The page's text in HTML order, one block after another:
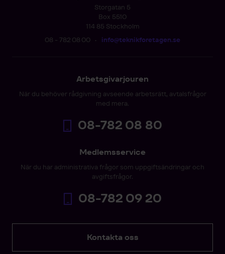
Storgatan 5
Box 5510
114 85 Stockholm
08 - 782 08 00 • info@teknikforetagen.se
Arbetsgivarjouren
När du behöver rådgivning avseende arbetsrätt, avtalsfrågor
med mera.
08-782 08 80
Medlemsservice
När du har administrativa frågor som uppgiftsändringar och
avgiftsfrågor.
08-782 09 20
Kontakta oss